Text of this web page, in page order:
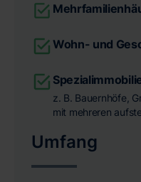
Wohn- und
z. B. Bauernhöfe,
mit mehreren
Umfang